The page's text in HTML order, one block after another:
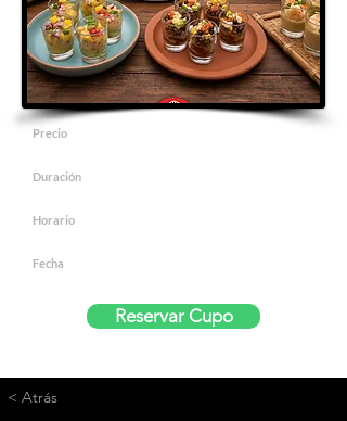
Precio
Duración
Horario
Fecha
Reservar Cupo
< Atrás